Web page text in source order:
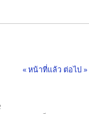
« หน้าที่แล้ว ต่อไป »